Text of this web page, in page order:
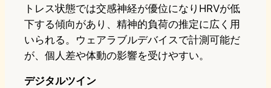
トレス状態では交感神経が優位になりHRVが低
下する傾向があり、精神的負荷の推定に広く用
いられる。ウェアラブルデバイスで計測可能だ
が、個人差や体動の影響を受けやすい。
デジタルツイン